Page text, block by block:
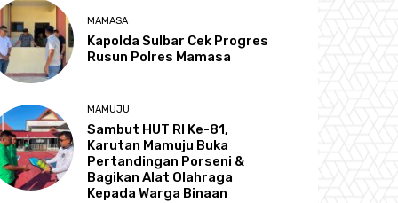
MAMASA
Kapolda Sulbar Cek Progres
Rusun Polres Mamasa
MAMUJU
Sambut HUT RI Ke-81,
Karutan Mamuju Buka
Pertandingan Porseni &
Bagikan Alat Olahraga
Kepada Warga Binaan